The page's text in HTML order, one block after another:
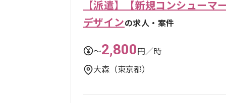
【派遣】【新規コンシューマ
デザインの求人・案件
〜2,800円／時
大森（東京都）